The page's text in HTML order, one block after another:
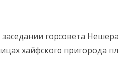
горсовета
хайфского пригорода